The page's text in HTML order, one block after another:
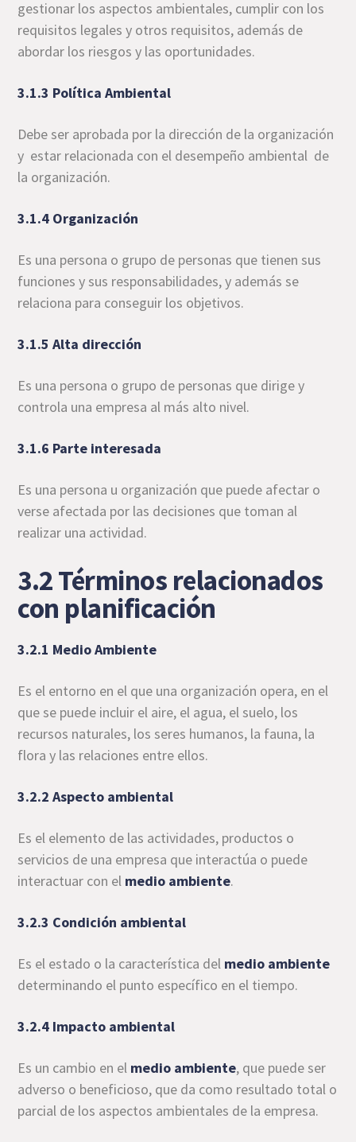
gestionar los aspectos ambientales, cumplir con los
requisitos legales y otros requisitos, además de
abordar los riesgos y las oportunidades.
3.1.3 Política Ambiental
Debe ser aprobada por la dirección de la organización
y estar relacionada con el desempeño ambiental de
la organización.
3.1.4 Organización
Es una persona o grupo de personas que tienen sus
funciones y sus responsabilidades, y además se
relaciona para conseguir los objetivos.
3.1.5 Alta dirección
Es una persona o grupo de personas que dirige y
controla una empresa al más alto nivel.
3.1.6 Parte interesada
Es una persona u organización que puede afectar o
verse afectada por las decisiones que toman al
realizar una actividad.
3.2 Términos relacionados
con planificación
3.2.1 Medio Ambiente
Es el entorno en el que una organización opera, en el
que se puede incluir el aire, el agua, el suelo, los
recursos naturales, los seres humanos, la fauna, la
flora y las relaciones entre ellos.
3.2.2 Aspecto ambiental
Es el elemento de las actividades, productos o
servicios de una empresa que interactúa o puede
interactuar con el medio ambiente.
3.2.3 Condición ambiental
Es el estado o la característica del medio ambiente
determinando el punto específico en el tiempo.
3.2.4 Impacto ambiental
Es un cambio en el medio ambiente, que puede ser
adverso o beneficioso, que da como resultado total o
parcial de los aspectos ambientales de la empresa.